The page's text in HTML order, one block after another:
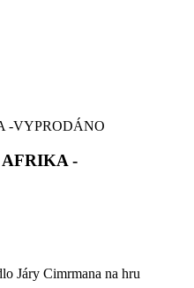
-VYPRODÁNO
AFRIKA -
Járy Cimrmana na hru